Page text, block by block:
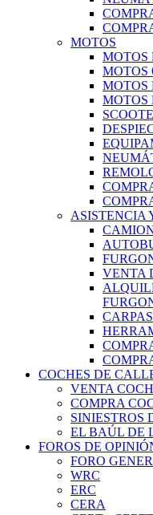
MOTOS
MOTOS
MOTOS
MOTOS
MOTOS
ASISTENCIA
VENTA
CARPAS
COCHES DE
VENTA
COMPRA
SINIESTROS
EL BAÚL DE
FOROS DE
FORO
WRC
ERC
CERA